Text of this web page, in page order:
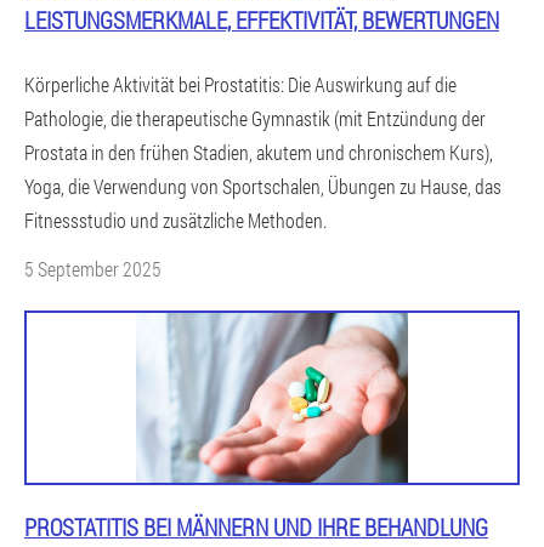
LEISTUNGSMERKMALE, EFFEKTIVITÄT, BEWERTUNGEN
Körperliche Aktivität bei Prostatitis: Die Auswirkung auf die
Pathologie, die therapeutische Gymnastik (mit Entzündung der
Prostata in den frühen Stadien, akutem und chronischem Kurs),
Yoga, die Verwendung von Sportschalen, Übungen zu Hause, das
Fitnessstudio und zusätzliche Methoden.
5 September 2025
PROSTATITIS BEI MÄNNERN UND IHRE BEHANDLUNG